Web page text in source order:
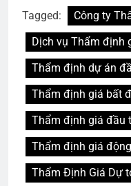
Tagged:
Công ty
Dịch vụ Thẩm định
Thẩm định dự án
Thẩm định giá bất
Thẩm định giá đầu
Thẩm định giá
Thẩm Định Giá Dự